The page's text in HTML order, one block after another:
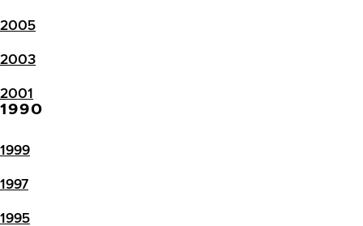
2005
2003
2001
1990
1999
1997
1995